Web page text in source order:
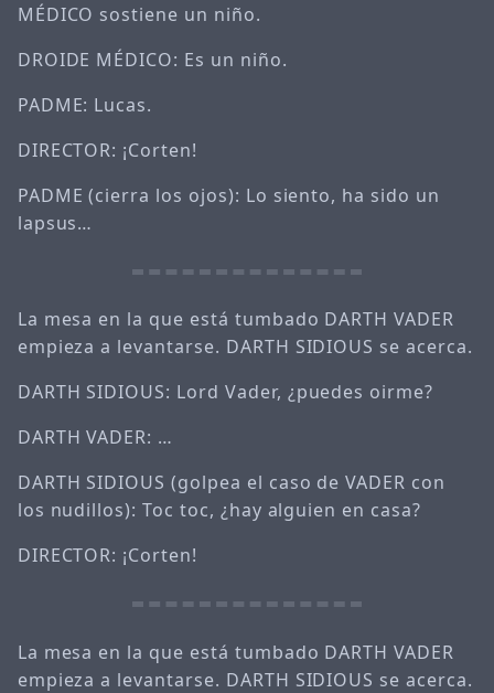
MÉDICO sostiene un niño.
DROIDE MÉDICO: Es un niño.
PADME: Lucas.
DIRECTOR: ¡Corten!
PADME (cierra los ojos): Lo siento, ha sido un
lapsus…
La mesa en la que está tumbado DARTH VADER
empieza a levantarse. DARTH SIDIOUS se acerca.
DARTH SIDIOUS: Lord Vader, ¿puedes oirme?
DARTH VADER: …
DARTH SIDIOUS (golpea el caso de VADER con
los nudillos): Toc toc, ¿hay alguien en casa?
DIRECTOR: ¡Corten!
La mesa en la que está tumbado DARTH VADER
empieza a levantarse. DARTH SIDIOUS se acerca.